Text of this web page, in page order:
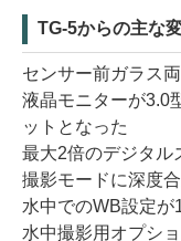
TG-5からの主な
センサー前ガラス
液晶モニターが3.0
ットとなった
最大2倍のデジタル
撮影モードに深度
水中でのWB設定
水中撮影用オプシ